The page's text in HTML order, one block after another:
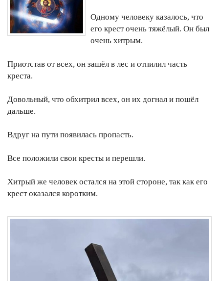
Одному человеку казалось, что
его крест очень тяжёлый. Он был
очень хитрым.
Приотстав от всех, он зашёл в лес и отпилил часть
креста.
Довольный, что обхитрил всех, он их догнал и пошёл
дальше.
Вдруг на пути появилась пропасть.
Все положили свои кресты и перешли.
Хитрый же человек остался на этой стороне, так как его
крест оказался коротким.